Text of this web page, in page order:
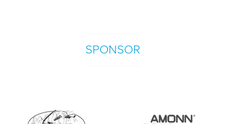
SPONSOR